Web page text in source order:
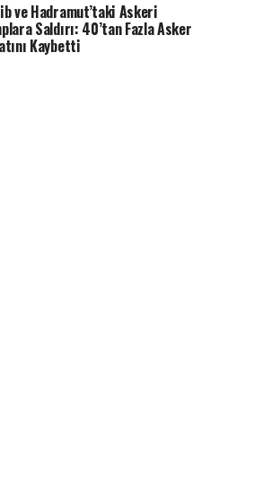
ve Hadramut’taki Askeri
Saldırı: 40’tan Fazla Asker
Kaybetti